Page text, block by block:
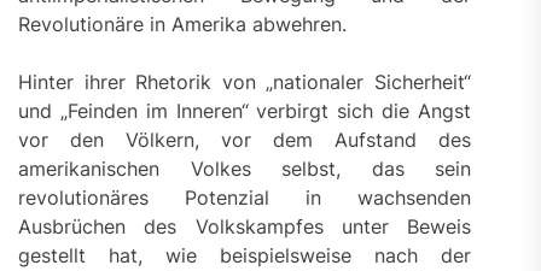
Revolutionäre in Amerika abwehren.
Hinter ihrer Rhetorik von „nationaler Sicherheit“
und „Feinden im Inneren“ verbirgt sich die Angst
vor den Völkern, vor dem Aufstand des
amerikanischen Volkes selbst, das sein
revolutionäres Potenzial in wachsenden
Ausbrüchen des Volkskampfes unter Beweis
gestellt hat, wie beispielsweise nach der